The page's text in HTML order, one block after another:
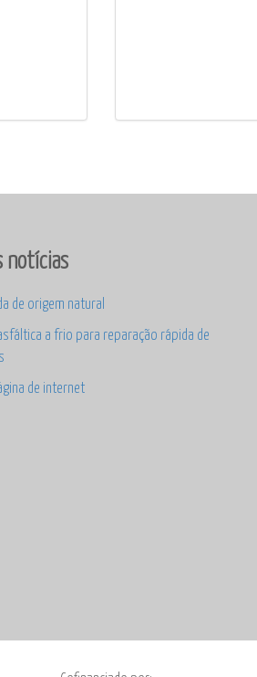
notícias
de origem natural
a frio para reparação rápida de
de internet